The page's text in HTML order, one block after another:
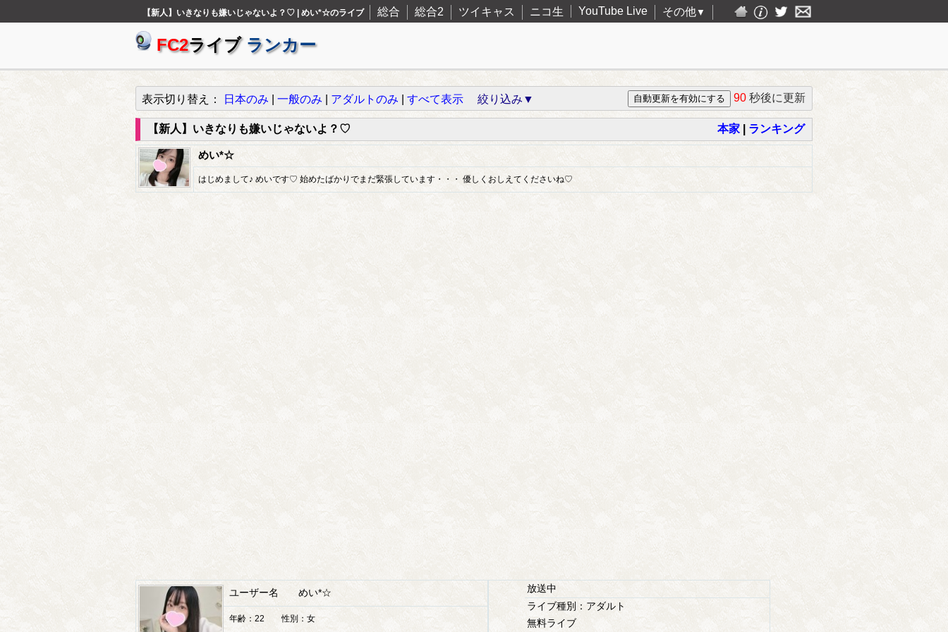
【新人】いきなりも嫌いじゃないよ？♡ | めい*☆のライブ 総合 総合2 ツイキャス ニコ生 YouTube Live その他▼
FC2ライブ ランカー
表示切り替え： 日本のみ 一般のみ アダルトのみ すべて表示 絞り込み▼ 90 秒後に更新
【新人】いきなりも嫌いじゃないよ？♡ 本家 ランキング
めい*☆
はじめまして♪ めいです♡ 始めたばかりでまだ緊張しています・・・ 優しくおしえてくださいね♡
ユーザー名 めい*☆
年齢：22 性別：女
放送中
ライブ種別：アダルト
無料ライブ